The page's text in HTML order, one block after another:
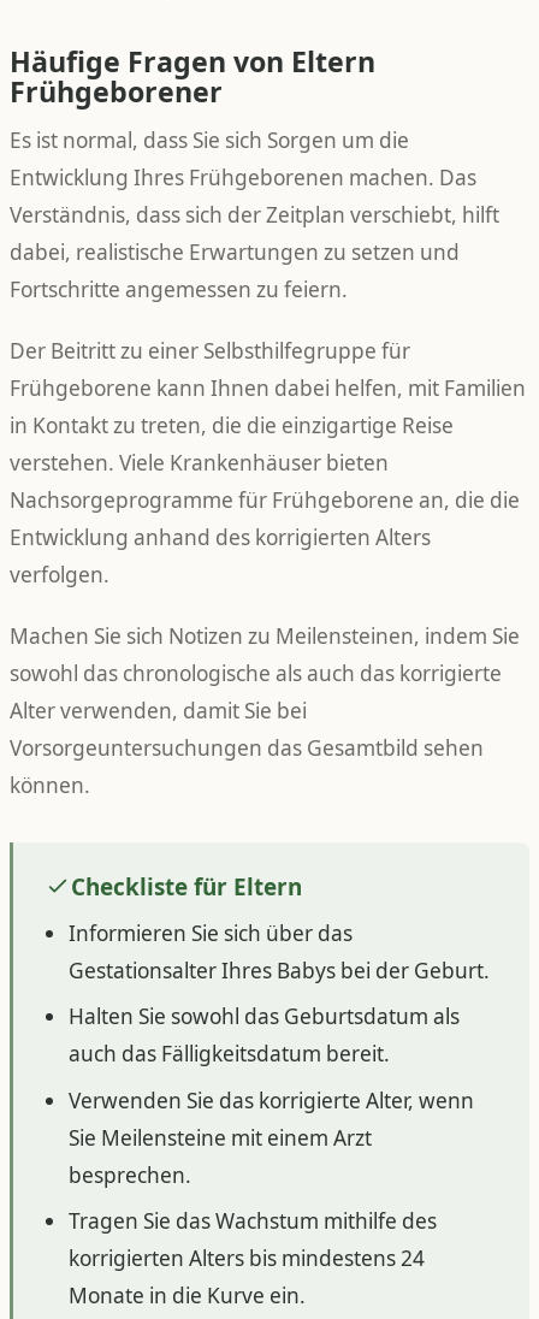
Häufige Fragen von Eltern
Frühgeborener
Es ist normal, dass Sie sich Sorgen um die
Entwicklung Ihres Frühgeborenen machen. Das
Verständnis, dass sich der Zeitplan verschiebt, hilft
dabei, realistische Erwartungen zu setzen und
Fortschritte angemessen zu feiern.
Der Beitritt zu einer Selbsthilfegruppe für
Frühgeborene kann Ihnen dabei helfen, mit Familien
in Kontakt zu treten, die die einzigartige Reise
verstehen. Viele Krankenhäuser bieten
Nachsorgeprogramme für Frühgeborene an, die die
Entwicklung anhand des korrigierten Alters
verfolgen.
Machen Sie sich Notizen zu Meilensteinen, indem Sie
sowohl das chronologische als auch das korrigierte
Alter verwenden, damit Sie bei
Vorsorgeuntersuchungen das Gesamtbild sehen
können.
Checkliste für Eltern
Informieren Sie sich über das
Gestationsalter Ihres Babys bei der Geburt.
Halten Sie sowohl das Geburtsdatum als
auch das Fälligkeitsdatum bereit.
Verwenden Sie das korrigierte Alter, wenn
Sie Meilensteine mit einem Arzt
besprechen.
Tragen Sie das Wachstum mithilfe des
korrigierten Alters bis mindestens 24
Monate in die Kurve ein.